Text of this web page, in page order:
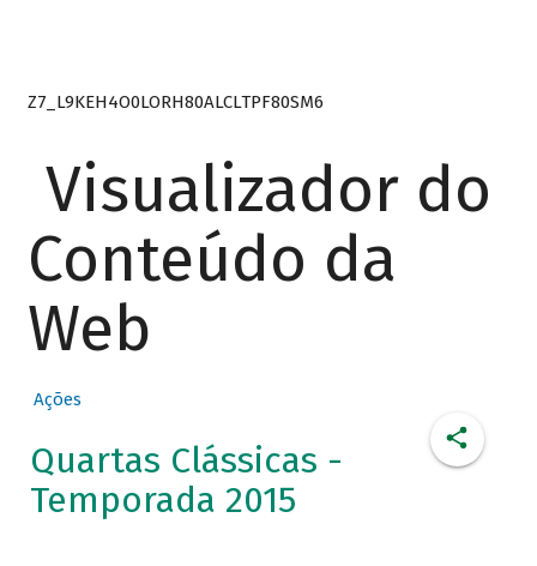
Z7_L9KEH4O0LORH80ALCLTPF80SM6
Visualizador do
Conteúdo da
Web
Ações
Quartas Clássicas -
Temporada 2015